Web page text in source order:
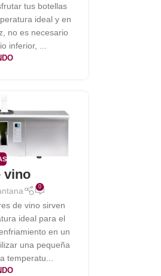
tus botellas
ideal y en
no es necesario
inferior, ...
vino
0
de vino sirven
ideal para el
en un
una pequeña
temperatu...